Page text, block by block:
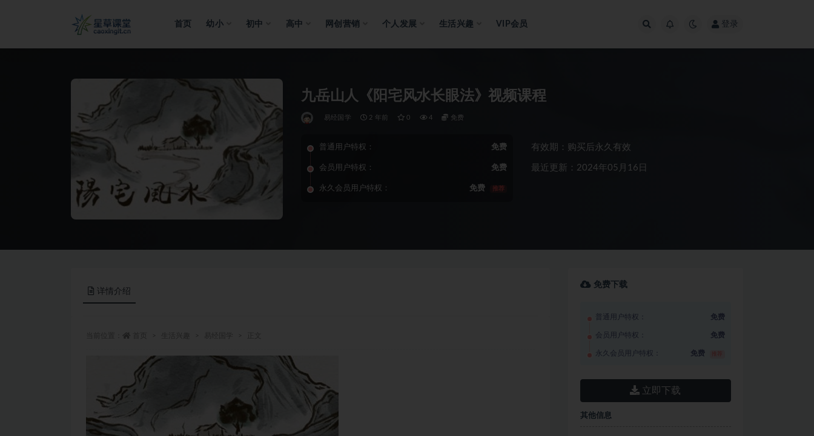
首页 幼小 初中 高中 网创营销 个人发展 生活兴趣 VIP会员 登录
九岳山人《阳宅风水长眼法》视频课程
易经国学 2 年前 0 4 免费
普通用户特权： 免费
会员用户特权： 免费
永久会员用户特权： 免费 推荐
有效期：购买后永久有效
最近更新：2024年05月16日
详情介绍
免费下载
普通用户特权： 免费
会员用户特权： 免费
永久会员用户特权： 免费
立即下载
其他信息